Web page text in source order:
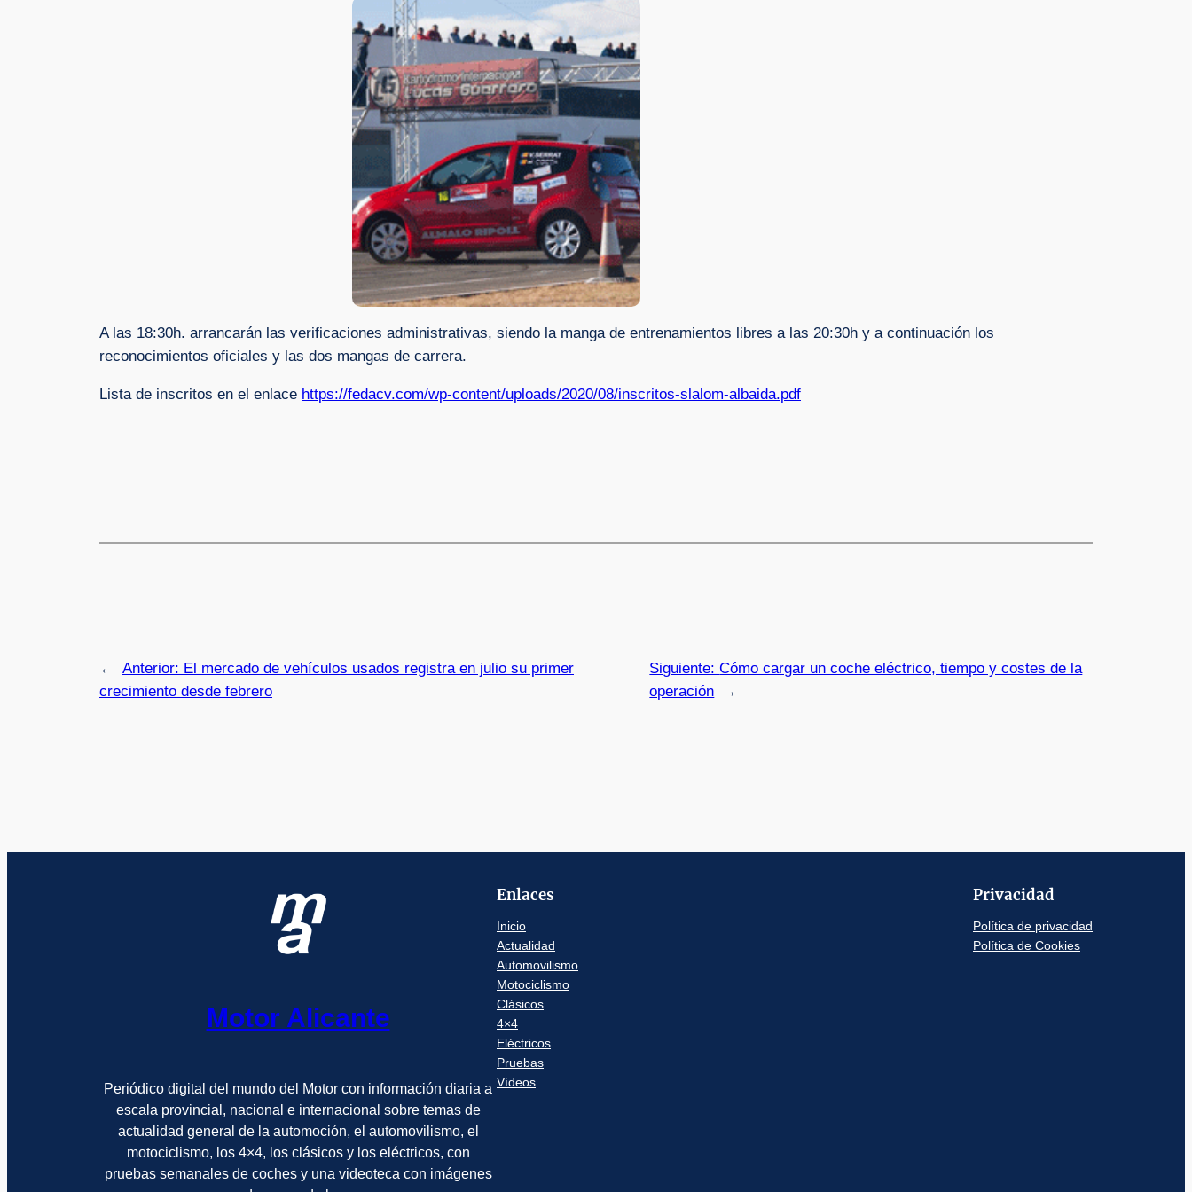
A las 18:30h. arrancarán las verificaciones administrativas, siendo la manga de entrenamientos libres a las 20:30h y a continuación los
reconocimientos oficiales y las dos mangas de carrera.
Lista de inscritos en el enlace https://fedacv.com/wp-content/uploads/2020/08/inscritos-slalom-albaida.pdf
← Anterior: El mercado de vehículos usados registra en julio su primer
crecimiento desde febrero
Siguiente:Cómo cargar un coche eléctrico, tiempo y costes de la
operación
→
Motor Alicante
Periódico digital del mundo del Motor con información diaria a
escala provincial, nacional e internacional sobre temas de
actualidad general de la automoción, el automovilismo, el
motociclismo, los 4×4, los clásicos y los eléctricos, con
pruebas semanales de coches y una videoteca con imágenes
Enlaces
Inicio
Actualidad
Automovilismo
Motociclismo
Clásicos
4×4
Eléctricos
Pruebas
Vídeos
Privacidad
Política de privacidad
Política de Cookies